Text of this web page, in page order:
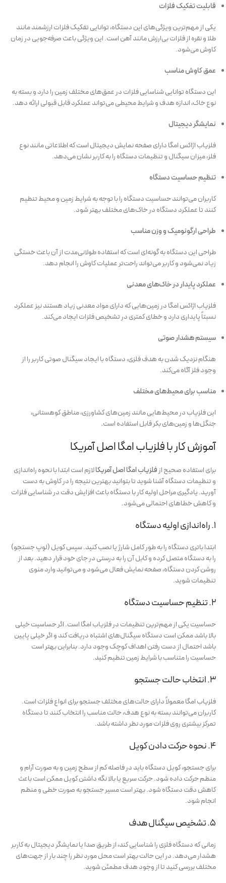
قابلیت تفکیک فلزات
یکی از مهم‌ترین ویژگی‌های این دستگاه، توانایی تفکیک فلزات ارزشمند مانند
طلا و نقره از فلزات بی‌ارزش مانند آهن است. این ویژگی باعث صرفه‌جویی در زمان
کاوش می‌شود.
عمق کاوش مناسب
این دستگاه توانایی شناسایی فلزات در عمق‌های مختلف زمین را دارد و بسته به
نوع خاک، اندازه هدف و شرایط محیطی می‌تواند عملکرد قابل قبولی ارائه دهد.
نمایشگر دیجیتال
فلزیاب اژاکس امگا دارای صفحه نمایش دیجیتال است که اطلاعاتی مانند نوع
فلز، میزان سیگنال و تنظیمات دستگاه را به کاربر نشان می‌دهد.
تنظیم حساسیت دستگاه
کاربران می‌توانند حساسیت دستگاه را با توجه به شرایط زمین و محیط تنظیم
کنند تا عملکرد دستگاه در خاک‌های مختلف بهتر شود.
طراحی ارگونومیک و وزن مناسب
طراحی این دستگاه به گونه‌ای است که استفاده طولانی‌مدت از آن باعث خستگی
زیاد نمی‌شود و کاربر می‌تواند راحت‌تر عملیات کاوش را انجام دهد.
عملکرد پایدار در خاک‌های معدنی
فلزیاب اژاکس امگا در زمین‌هایی که دارای مواد معدنی زیاد هستند نیز عملکرد
نسبتاً پایداری دارد و خطای کمتری در تشخیص فلزات ایجاد می‌کند.
سیستم هشدار صوتی
هنگام نزدیک شدن به هدف فلزی، دستگاه با ایجاد سیگنال صوتی کاربر را از
وجود فلز آگاه می‌کند.
مناسب برای محیط‌های مختلف
این فلزیاب در محیط‌هایی مانند زمین‌های کشاورزی، مناطق کوهستانی،
جنگل‌ها و زمین‌های بکر قابل استفاده است.
آموزش کار با فلزیاب امگا اصل آمریکا
برای استفاده صحیح از فلزیاب امگا اصل آمریکالازم است ابتدا با نحوه راه‌اندازی
و تنظیمات دستگاه آشنا شوید تا بتوانید بهترین نتیجه را در کاوش به دست
آورید. یادگیری مراحل اولیه کار با دستگاه باعث افزایش دقت در شناسایی فلزات
و کاهش خطاهای احتمالی می‌شود.
1. راه‌اندازی اولیه دستگاه
ابتدا باتری دستگاه را به طور کامل شارژ یا نصب کنید. سپس کویل (لوپ جستجو)
را به دستگاه متصل کرده و کابل آن را به درستی در جای خود قرار دهید. بعد از
روشن کردن دستگاه، صفحه نمایش فعال می‌شود و می‌توانید وارد منوی
تنظیمات شوید.
2. تنظیم حساسیت دستگاه
حساسیت یکی از مهم‌ترین تنظیمات در فلزیاب امگا است. اگر حساسیت خیلی
بالا باشد ممکن است دستگاه سیگنال‌های اشتباه دریافت کند و اگر خیلی پایین
باشد احتمال از دست رفتن اهداف کوچک وجود دارد. بنابراین بهتر است
حساسیت را متناسب با شرایط زمین تنظیم کنید.
3. انتخاب حالت جستجو
فلزیاب امگا معمولاً دارای حالت‌های مختلف جستجو برای انواع فلزات است.
کاربران می‌توانند بسته به نوع هدف، حالت مناسب را انتخاب کنند تا دستگاه
تمرکز بیشتری روی فلزات مورد نظر داشته باشد.
4. نحوه حرکت دادن کویل
برای جستجو، کویل دستگاه باید در فاصله کم از سطح زمین و به صورت آرام و
منظم حرکت داده شود. حرکت سریع یا بالا نگه داشتن کویل ممکن است باعث
کاهش دقت دستگاه شود. بهتر است مسیر جستجو به صورت خطی و منظم
انجام شود.
5. تشخیص سیگنال هدف
زمانی که دستگاه فلزی را شناسایی کند، از طریق صدا یا نمایشگر دیجیتال به کاربر
هشدار می‌دهد. در این حالت بهتر است محل مورد نظر را چند بار از جهت‌های
مختلف بررسی کنید تا از وجود هدف مطمئن شوید.